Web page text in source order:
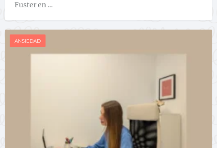
Fuster en …
ANSIEDAD